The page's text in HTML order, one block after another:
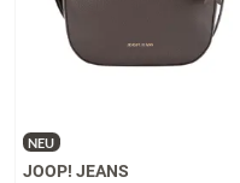
NEU
JOOP! JEANS